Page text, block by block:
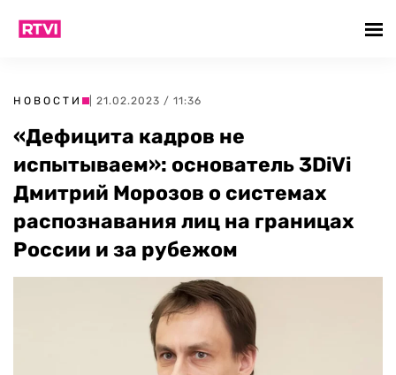
НОВОСТИ | 21.02.2023 / 11:36
«Дефицита кадров не
испытываем»: основатель 3DiVi
Дмитрий Морозов о системах
распознавания лиц на границах
России и за рубежом